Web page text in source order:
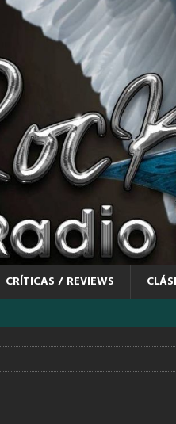
CRÍTICAS / REVIEWS